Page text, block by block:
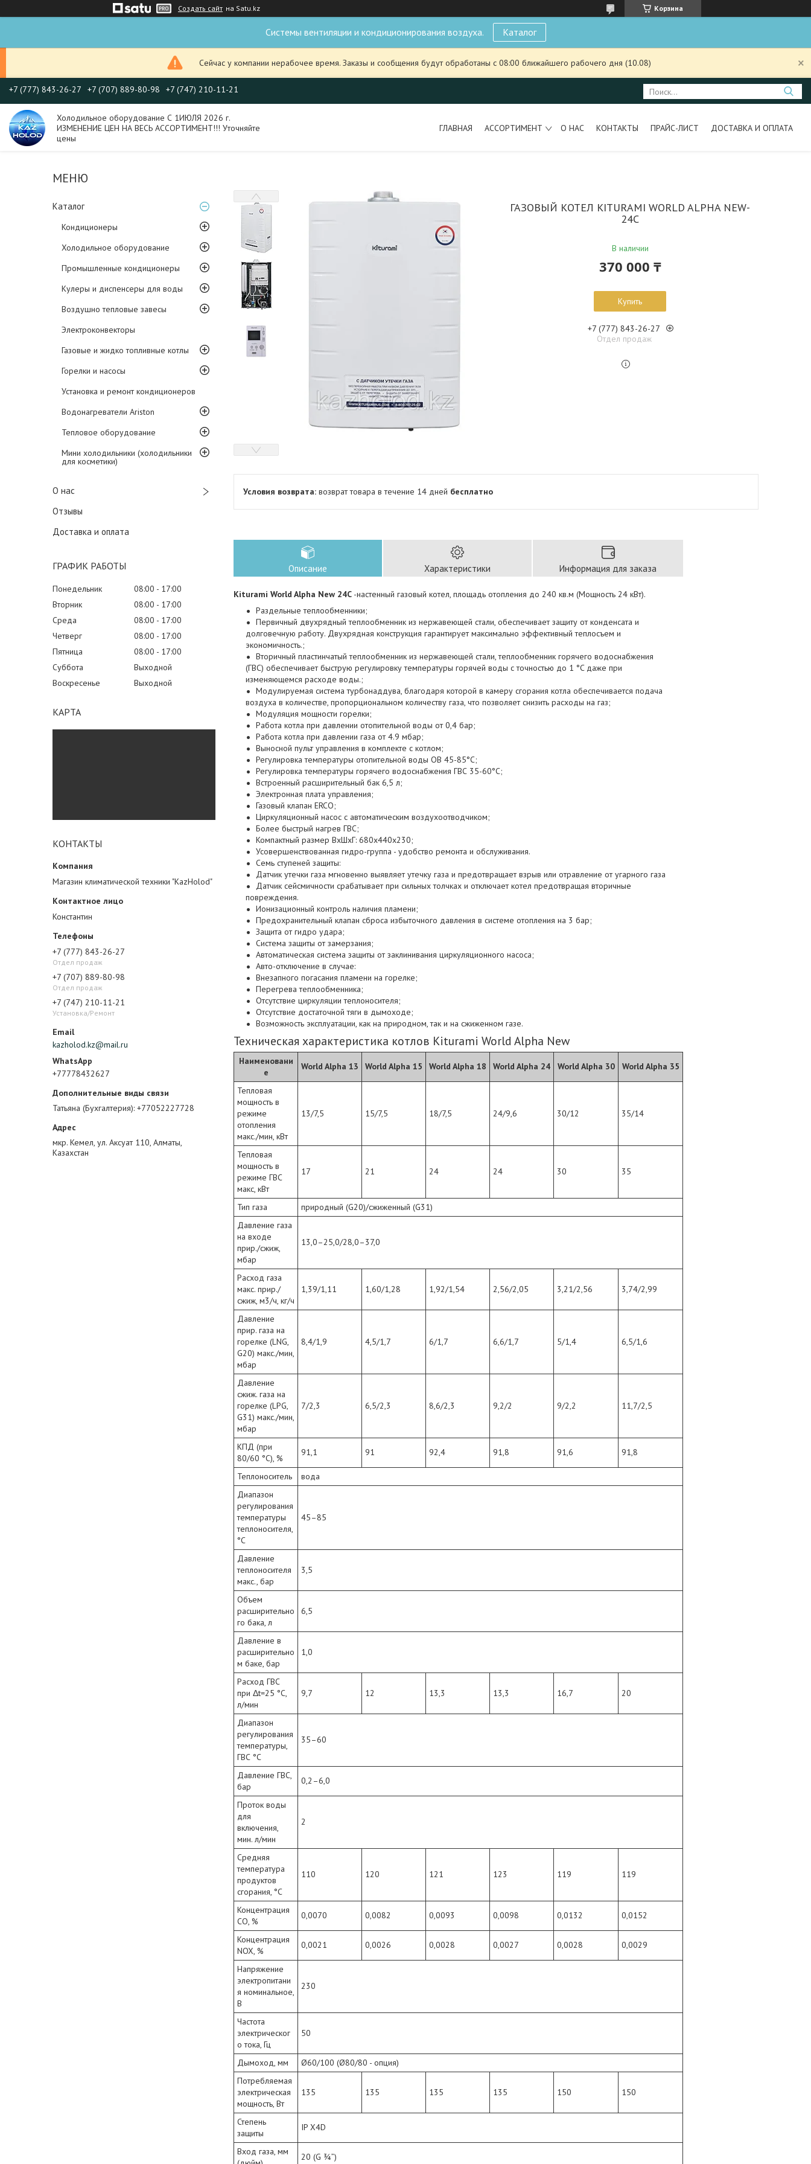
Создать сайт на Satu.kz Корзина
Системы вентиляции и кондиционирования воздуха. Каталог
Сейчас у компании нерабочее время. Заказы и сообщения будут обработаны с 08:00 ближайшего рабочего дня (10.08)
+7 (777) 843-26-27 +7 (707) 889-80-98 +7 (747) 210-11-21
Холодильное оборудование С 1ИЮЛЯ 2026 г.
ИЗМЕНЕНИЕ ЦЕН НА ВЕСЬ АССОРТИМЕНТ!!! Уточняйте
цены
ГЛАВНАЯ АССОРТИМЕНТ О НАС КОНТАКТЫ ПРАЙС-ЛИСТ ДОСТАВКА И ОПЛАТА
Каталог
Кондиционеры
Холодильное оборудование
Промышленные кондиционеры
Кулеры и диспенсеры для воды
Воздушно тепловые завесы
Электроконвекторы
Газовые и жидко топливные котлы
Горелки и насосы
Установка и ремонт кондиционеров
Водонагреватели Ariston
Тепловое оборудование
Мини холодильники (холодильники
для косметики)
О нас
Отзывы
Доставка и оплата
ГРАФИК РАБОТЫ
Понедельник 08:00
17:00
Вторник
08:00
17:00
Среда
08:00
17:00
Четверг
08:00
17:00
Пятница
08:00
17:00
Суббота
Выходной
Воскресенье
Выходной
КАРТА
КОНТАКТЫ
Магазин климатической техники "KazHolod"
Константин
+7 (777) 843-26-27
Отдел продаж
+7 (707) 889-80-98
Отдел продаж
+7 (747) 210-11-21
Установка/Ремонт
kazholod.kz@mail.ru
+77778432627
Татьяна (Бухгалтерия) +77052227728
мкр. Кемел, ул. Аксуат 110, Алматы,
Казахстан
ГАЗОВЫЙ КОТЕЛ KITURAMI WORLD ALPHA NEW-
24С
В наличии
370 000 ₸
Купить
+7 (777) 843-26-27
Отдел продаж
возврат товара в течение 14 дней бесплатно
Описание Характеристики Информация для заказа
Kiturami World Alpha New 24С -настенный газовый котел, площадь отопления до 240 кв.м (Мощность 24 кВт).
Раздельные теплообменники;
Первичный двухрядный теплообменник из нержавеющей стали, обеспечивает защиту от конденсата и
долговечную работу. Двухрядная конструкция гарантирует максимально эффективный теплосъем и
экономичность.;
Вторичный пластинчатый теплообменник из нержавеющей стали, теплообменник горячего водоснабжения
(ГВС) обеспечивает быструю регулировку температуры горячей воды с точностью до 1 °C даже при
изменяющемся расходе воды.;
Модулируемая система турбонаддува, благодаря которой в камеру сгорания котла обеспечивается подача
воздуха в количестве, пропорциональном количеству газа, что позволяет снизить расходы на газ;
Модуляция мощности горелки;
Работа котла при давлении отопительной воды от 0,4 бар;
Работа котла при давлении газа от 4.9 мбар;
Выносной пульт управления в комплекте с котлом;
Регулировка температуры отопительной воды ОВ 45-85°С;
Регулировка температуры горячего водоснабжения ГВС 35-60°С;
Встроенный расширительный бак 6,5 л;
Электронная плата управления;
Газовый клапан ERCO;
Циркуляционный насос с автоматическим воздухоотводчиком;
Более быстрый нагрев ГВС;
Компактный размер ВхШхГ: 680x440x230;
Усовершенствованная гидро-группа - удобство ремонта и обслуживания.
Семь ступеней защиты:
Датчик утечки газа мгновенно выявляет утечку газа и предотвращает взрыв или отравление от угарного газа
Датчик сейсмичности срабатывает при сильных толчках и отключает котел предотвращая вторичные
повреждения.
Ионизационный контроль наличия пламени;
Предохранительный клапан сброса избыточного давления в системе отопления на 3 бар;
Защита от гидро удара;
Система защиты от замерзания;
Автоматическая система защиты от заклинивания циркуляционного насоса;
Авто-отключение в случае:
Внезапного погасания пламени на горелке;
Перегрева теплообменника;
Отсутствие циркуляции теплоносителя;
Отсутствие достаточной тяги в дымоходе;
Возможность эксплуатации, как на природном, так и на сжиженном газе.
Техническая характеристика котлов Kiturami World Alpha New
Наименовани
е
World Alpha 13 World Alpha 15 World Alpha 18 World Alpha 24 World Alpha 30 World Alpha 35
Тепловая
мощность в
режиме
отопления
макс./мин, кВт
13/7,5 15/7,5 18/7,5 24/9,6 30/12 35/14
Тепловая
мощность в
режиме ГВС
макс, кВт
17 21 24 24 30 35
Тип газа
природный (G20)/сжиженный (G31)
Давление газа
на входе
прир./сжиж,
мбар
13,0–25,0/28,0–37,0
Расход газа
макс. прир./
сжиж, м3/ч, кг/ч
1,39/1,11 1,60/1,28 1,92/1,54 2,56/2,05 3,21/2,56 3,74/2,99
Давление
прир. газа на
горелке (LNG,
G20) макс./мин,
мбар
8,4/1,9 4,5/1,7 6/1,7 6,6/1,7 5/1,4 6,5/1,6
Давление
сжиж. газа на
горелке (LPG,
G31) макс./мин,
мбар
7/2,3 6,5/2,3 8,6/2,3 9,2/2 9/2,2 11,7/2,5
КПД (при
80/60 °C), %
91,1 91 92,4 91,8 91,6 91,8
Теплоноситель
вода
Диапазон
регулирования
температуры
теплоносителя,
°C
45–85
Давление
теплоносителя
макс., бар
3,5
Объем
расширительно
го бака, л
6,5
Давление в
расширительно
м баке, бар
1,0
Расход ГВС
при Δt=25 °C,
л/мин
9,7 12 13,3 13,3 16,7 20
Диапазон
регулирования
температуры,
ГВС °C
35–60
Давление ГВС,
бар
0,2–6,0
Проток воды
для
включения,
мин. л/мин
2
Средняя
температура
продуктов
сгорания, °C
110 120 121 123 119 119
Концентрация
СО, %
0,0070 0,0082 0,0093 0,0098 0,0132 0,0152
Концентрация
NOX, %
0,0021 0,0026 0,0028 0,0027 0,0028 0,0029
Напряжение
электропитани
я номинальное,
В
230
Частота
электрическог
о тока, Гц
50
Дымоход, мм
Ø60/100 (Ø80/80 - опция)
Потребляемая
электрическая
мощность, Вт
135 135 135 135 150 150
Степень
защиты
IP X4D
Вход газа, мм
20 (G ¾”)